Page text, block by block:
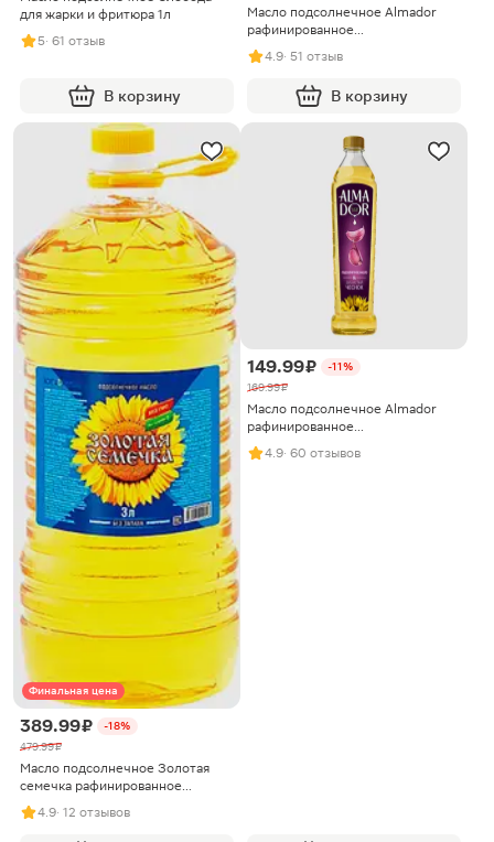
для жарки и фритюра 1л
5· 61 отзыв
В корзину
Масло подсолнечное Almador
рафинированное
дезодорированное с ароматом
базилика 750мл
4.9· 51 отзыв
В корзину
Финальная цена
389.99 ₽
-18%
479.99 ₽
Масло подсолнечное Золотая
cемечка рафинированное
дезодорированное 3л
4.9· 12 отзывов
149.99 ₽
-11%
169.99 ₽
Масло подсолнечное Almador
рафинированное
дезодорированное с ароматом
чеснока 750мл
4.9· 60 отзывов